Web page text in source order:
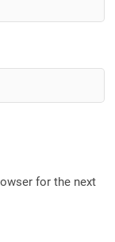
for the next